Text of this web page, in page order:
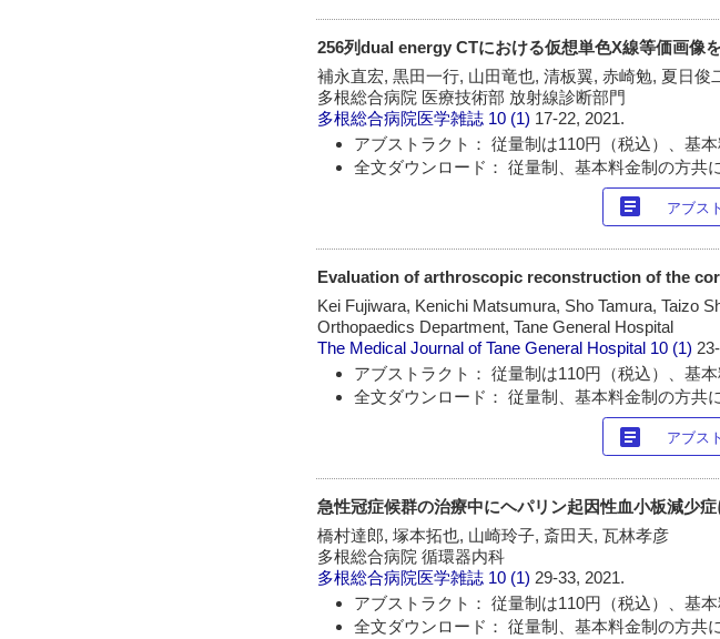
256列dual energy CTにおける仮想単色X線等価画像
補永直宏, 黒田一行, 山田竜也, 清板翼, 赤崎勉, 夏日俊
多根総合病院 医療技術部 放射線診断部門
多根総合病院医学雑誌 10 (1) 17-22, 2021.
アブストラクト： 従量制は110円（税込）、基
全文ダウンロード： 従量制、基本料金制の方共
article アブス
Evaluation of arthroscopic reconstruction of the
Kei Fujiwara, Kenichi Matsumura, Sho Tamura, Taizo
Orthopaedics Department, Tane General Hospital
The Medical Journal of Tane General Hospital 10 (1)
アブストラクト： 従量制は110円（税込）、基
全文ダウンロード： 従量制、基本料金制の方共
article アブス
急性冠症候群の治療中にヘパリン起因性血小板減少
橋村達郎, 塚本拓也, 山崎玲子, 斎田天, 瓦林孝彦
多根総合病院 循環器内科
多根総合病院医学雑誌 10 (1) 29-33, 2021.
アブストラクト： 従量制は110円（税込）、基
全文ダウンロード： 従量制、基本料金制の方共